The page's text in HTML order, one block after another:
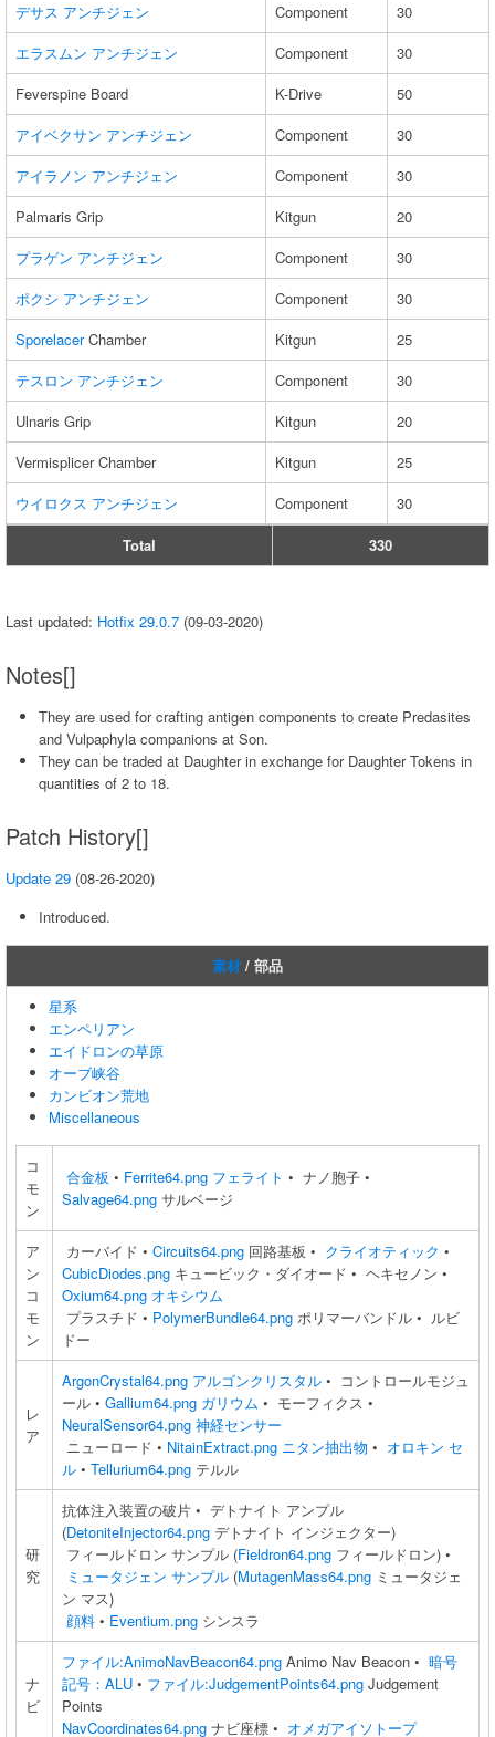
デサス アンチジェン
Component
30
エラスムン アンチジェン
Component
30
Feverspine Board
K-Drive
50
アイベクサン アンチジェン
Component
30
アイラノン アンチジェン
Component
30
Palmaris Grip
Kitgun
20
プラゲン アンチジェン
Component
30
ポクシ アンチジェン
Component
30
SporelacerChamber Kitgun
25
テスロン アンチジェン
Component
30
Ulnaris Grip
Kitgun
20
Vermisplicer Chamber
Kitgun
25
ウイロクス アンチジェン
Component
30
Total
330
Last updated: Hotfix 29.0.7 (09-03-2020)
Notes[]
They are used for crafting antigen components to create Predasites
and Vulpaphyla companions at Son.
They can be traded at Daughter in exchange for Daughter Tokens in
quantities of 2 to 18.
Patch History[]
Update 29 (08-26-2020)
Introduced.
素材 / 部品
星系
エンペリアン
エイドロンの草原
オーブ峡谷
カンビオン荒地
Miscellaneous
コ
モ
ン
合金板 • Ferrite64.png フェライト • ナノ胞子 •
Salvage64.png サルベージ
ア
ン
コ
モ
ン
カーバイド • Circuits64.png 回路基板 • クライオティック •
CubicDiodes.png キュービック・ダイオード • ヘキセノン •
Oxium64.png オキシウム
プラスチド • PolymerBundle64.png ポリマーバンドル • ルビ
ドー
レ
ア
ArgonCrystal64.png アルゴンクリスタル • コントロールモジュ
ール • Gallium64.png ガリウム • モーフィクス •
NeuralSensor64.png 神経センサー
ニューロード • NitainExtract.png ニタン抽出物 • オロキン セ
ル • Tellurium64.png テルル
研
究
抗体注入装置の破片 • デトナイト アンプル
(DetoniteInjector64.png デトナイト インジェクター)
フィールドロン サンプル (Fieldron64.png フィールドロン) •
ミュータジェン サンプル (MutagenMass64.png ミュータジェ
ン マス)
顔料 • Eventium.png シンスラ
ナ
ビ
ファイル:AnimoNavBeacon64.png Animo Nav Beacon • 暗号
記号：ALU • ファイル:JudgementPoints64.png Judgement
Points
NavCoordinates64.png ナビ座標 • オメガアイソトープ